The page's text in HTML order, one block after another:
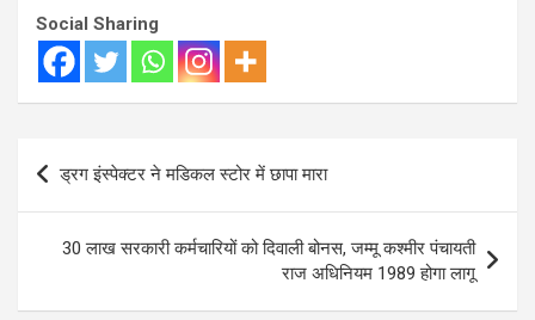
Social Sharing
Post
navigation
ड्रग इंस्पेक्टर ने मडिकल स्टोर में छापा मारा
30 लाख सरकारी कर्मचारियों को दिवाली बोनस, जम्मू कश्मीर पंचायती
राज अधिनियम 1989 होगा लागू